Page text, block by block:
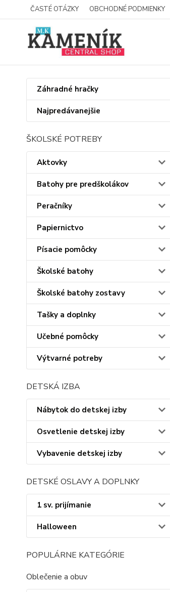
ČASTÉ OTÁZKY OBCHODNÉ PODMIENKY
Záhradné hračky
Najpredávanejšie
ŠKOLSKÉ POTREBY
Aktovky
Batohy pre predškolákov
Peračníky
Papiernictvo
Písacie pomôcky
Školské batohy
Školské batohy zostavy
Tašky a doplnky
Učebné pomôcky
Výtvarné potreby
DETSKÁ IZBA
Nábytok do detskej izby
Osvetlenie detskej izby
Vybavenie detskej izby
DETSKÉ OSLAVY A DOPLNKY
1 sv. prijímanie
Halloween
POPULÁRNE KATEGÓRIE
Oblečenie a obuv